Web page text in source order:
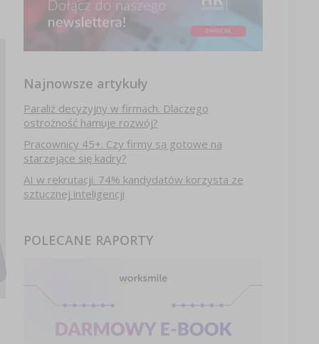
Najnowsze artykuły
Paraliż decyzyjny w firmach. Dlaczego
ostrożność hamuje rozwój?
Pracownicy 45+. Czy firmy są gotowe na
starzejące się kadry?
AI w rekrutacji. 74% kandydatów korzysta ze
sztucznej inteligencji
POLECANE RAPORTY